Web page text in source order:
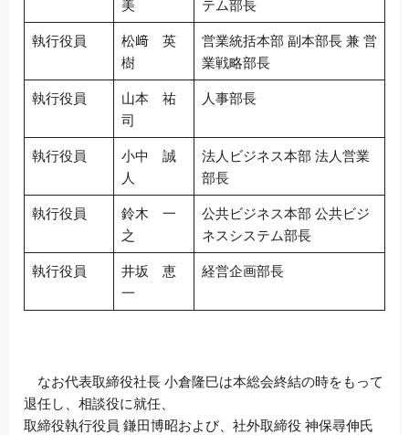
美
テム部長
執行役員
松﨑 英
樹
営業統括本部 副本部長 兼 営
業戦略部長
執行役員
山本 祐
司
人事部長
執行役員
小中 誠
人
法人ビジネス本部 法人営業
部長
執行役員
鈴木 一
之
公共ビジネス本部 公共ビジ
ネスシステム部長
執行役員
井坂 恵
一
経営企画部長
なお代表取締役社長 小倉隆巳は本総会終結の時をもって
退任し、相談役に就任、
取締役執行役員 鎌田博昭および、社外取締役 神保尋伸氏